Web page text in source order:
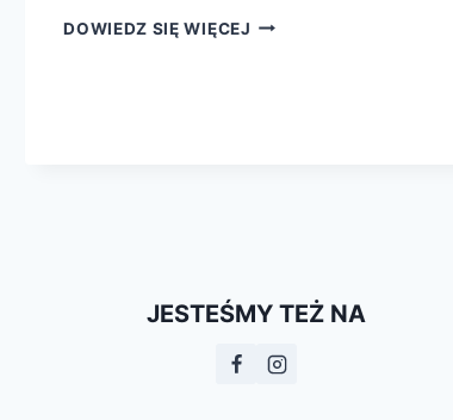
DOWIEDZ SIĘ WIĘCEJ OSWOIĆ
JESTEŚMY TEŻ NA